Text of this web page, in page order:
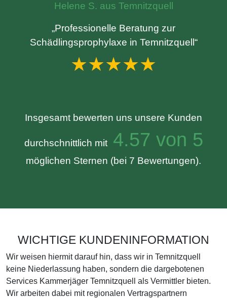
Helene S. aus Temnitzquell
„Professionelle Beratung zur
Schädlingsprophylaxe in Temnitzquell“
★★★★★
Insgesamt bewerten uns unsere Kunden
durchschnittlich mit4.57 von 5
möglichen Sternen (bei 7 Bewertungen).
WICHTIGE KUNDENINFORMATION
Wir weisen hiermit darauf hin, dass wir in Temnitzquell
keine Niederlassung haben, sondern die dargebotenen
Services Kammerjäger Temnitzquell als Vermittler bieten.
Wir arbeiten dabei mit regionalen Vertragspartnern